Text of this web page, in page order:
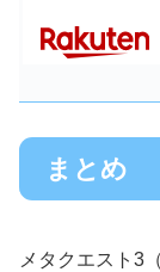
まとめ
メタクエスト3